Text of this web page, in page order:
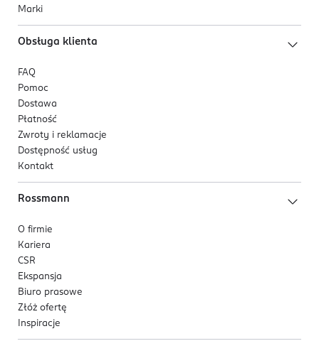
Marki
Obsługa klienta
FAQ
Pomoc
Dostawa
Płatność
Zwroty i reklamacje
Dostępność usług
Kontakt
Rossmann
O firmie
Kariera
CSR
Ekspansja
Biuro prasowe
Złóż ofertę
Inspiracje